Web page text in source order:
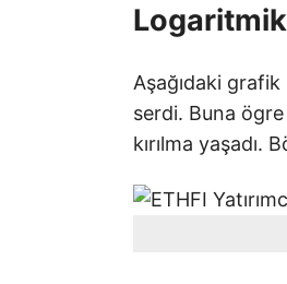
Aşağıdaki
serdi. Buna
kırılma yaşadı.